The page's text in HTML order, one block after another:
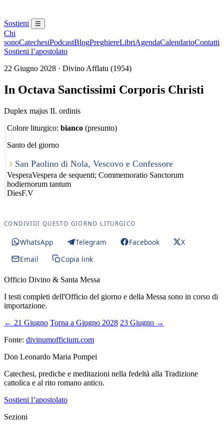
Sostieni ☰
Chi
sonoCatechesiPodcastBlogPreghiereLibriAgendaCalendarioContatti
Sostieni l’apostolato
22 Giugno 2028 · Divino Afflatu (1954)
In Octava Sanctissimi Corporis Christi
Duplex majus II. ordinis
Colore liturgico: bianco (presunto)
Santo del giorno
San Paolino di Nola, Vescovo e Confessore
VesperaVespera de sequenti; Commemoratio Sanctorum
hodiernorum tantum
DiesF.V
CONDIVIDI QUESTO GIORNO LITURGICO
WhatsApp Telegram Facebook
X
Email
Copia link
Officio Divino & Santa Messa
I testi completi dell'Officio del giorno e della Messa sono in corso di
importazione.
← 21 Giugno Torna a Giugno 2028 23 Giugno →
Fonte: divinumofficium.com
Don Leonardo Maria Pompei
Catechesi, prediche e meditazioni nella fedeltà alla Tradizione
cattolica e al rito romano antico.
Sostieni l’apostolato
Sezioni